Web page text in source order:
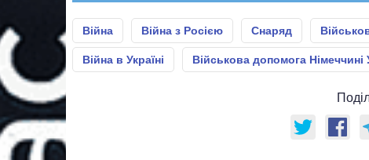
Війна Війна з Росією Снаряд
Війна в Україні Військова допомога Німеччині